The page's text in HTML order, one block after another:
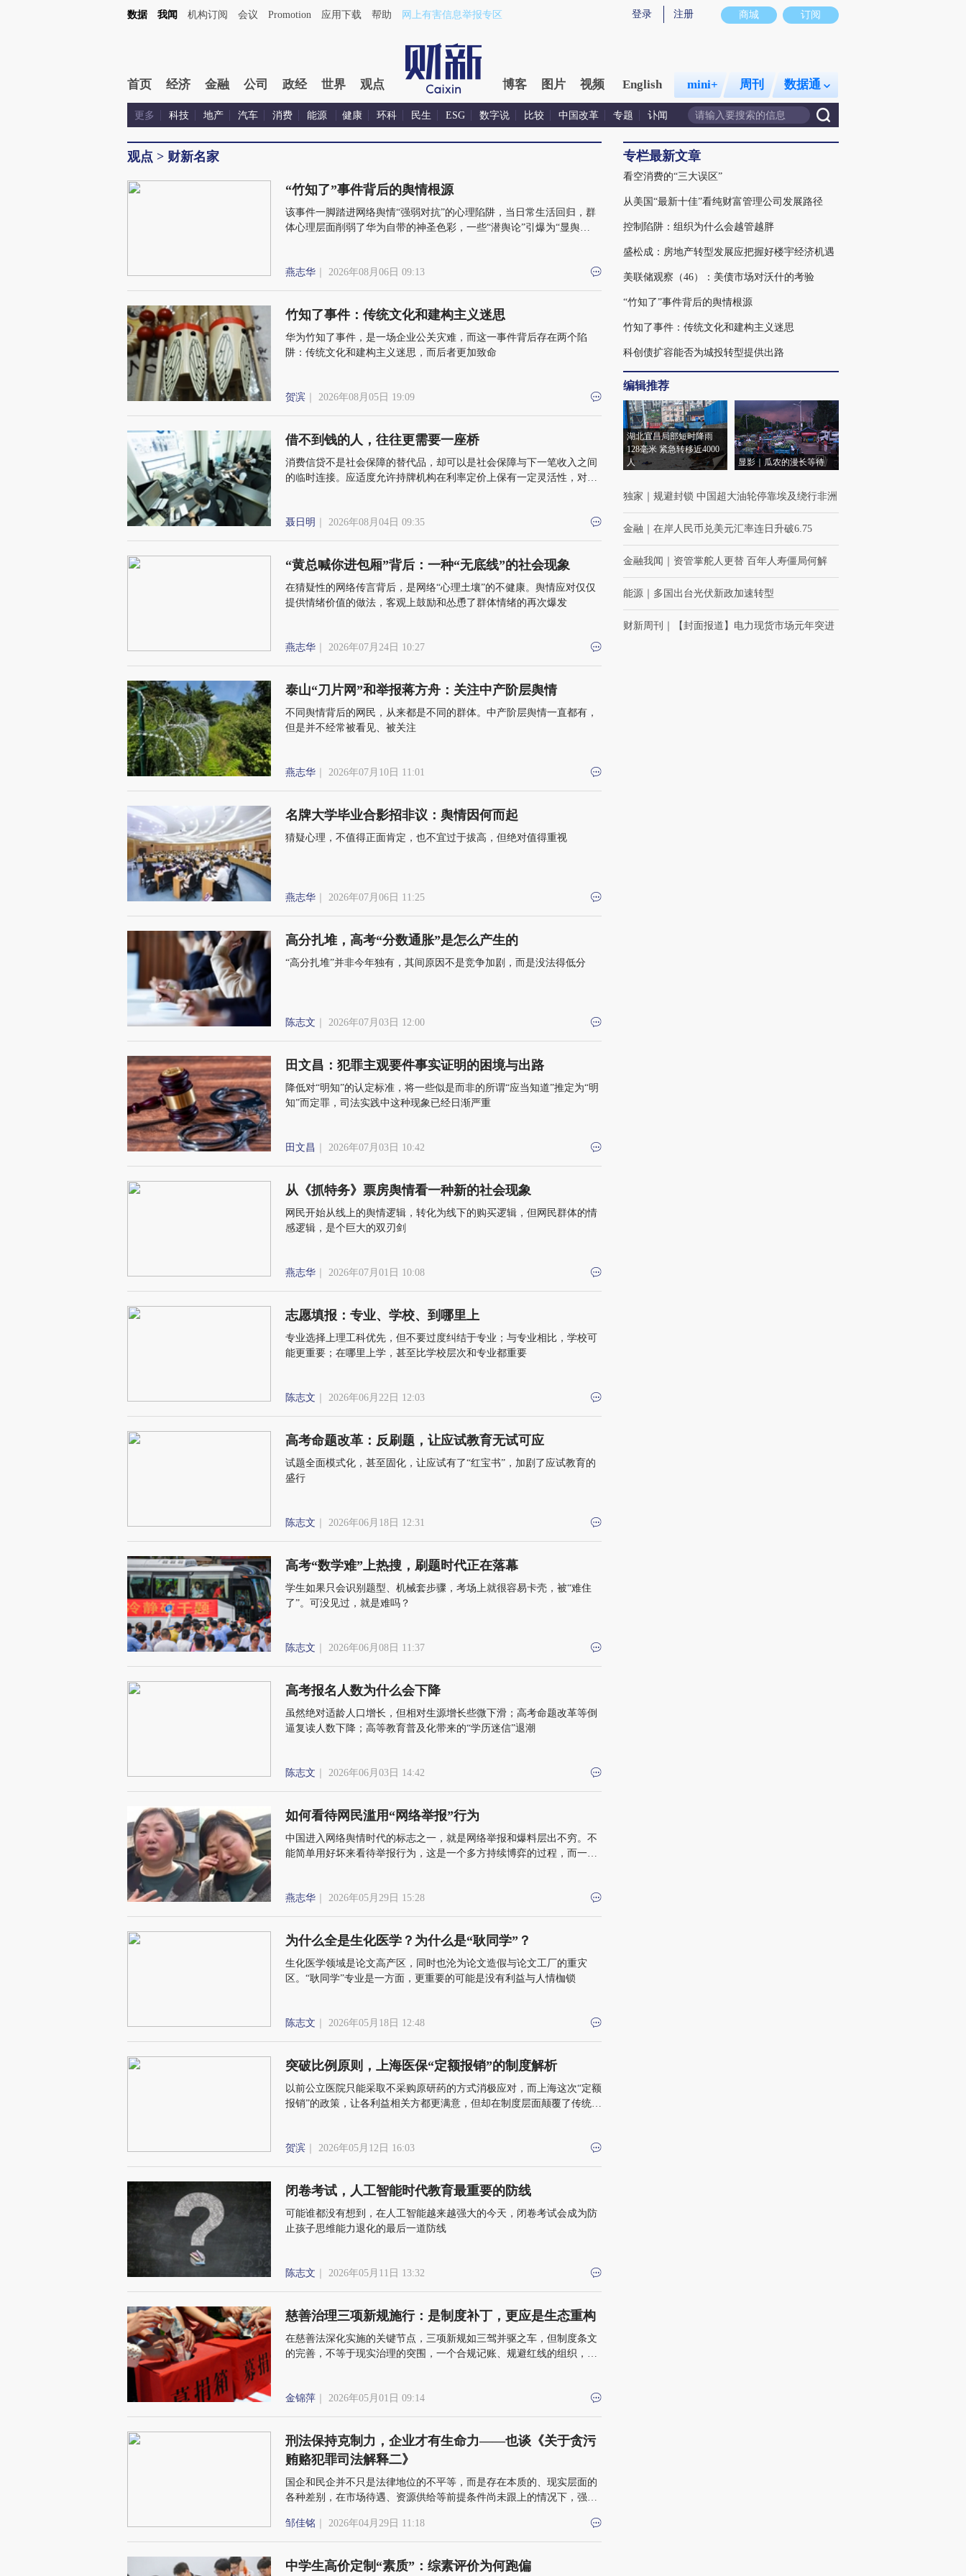
商城 订阅
登录 注册
数据 我闻 机构订阅 会议 Promotion 应用下载 帮助 网上有害信息举报专区
首页 经济 金融 公司 政经 世界 观点 博客 图片 视频 English mini+ 周刊 数据通
更多 科技 地产 汽车 消费 能源 健康 环科 民生 ESG 数字说 比较 中国改革 专题 讣闻
观点 > 财新名家
“竹知了”事件背后的舆情根源
该事件一脚踏进网络舆情“强弱对抗”的心理陷阱，当日常生活回归，群
体心理层面削弱了华为自带的神圣色彩，一些“潜舆论”引爆为“显舆
燕志华 ｜ 2026年08月06日 09:13
竹知了事件：传统文化和建构主义迷思
华为竹知了事件，是一场企业公关灾难，而这一事件背后存在两个陷
阱：传统文化和建构主义迷思，而后者更加致命
贺滨 ｜ 2026年08月05日 19:09
借不到钱的人，往往更需要一座桥
消费信贷不是社会保障的替代品，却可以是社会保障与下一笔收入之间
的临时连接。应适度允许持牌机构在利率定价上保有一定灵活性，对更
聂日明 ｜ 2026年08月04日 09:35
“黄总喊你进包厢”背后：一种“无底线”的社会现象
在猜疑性的网络传言背后，是网络“心理土壤”的不健康。舆情应对仅仅
提供情绪价值的做法，客观上鼓励和怂恿了群体情绪的再次爆发
燕志华 ｜ 2026年07月24日 10:27
泰山“刀片网”和举报蒋方舟：关注中产阶层舆情
不同舆情背后的网民，从来都是不同的群体。中产阶层舆情一直都有，
但是并不经常被看见、被关注
燕志华 ｜ 2026年07月10日 11:01
名牌大学毕业合影招非议：舆情因何而起
猜疑心理，不值得正面肯定，也不宜过于拔高，但绝对值得重视
燕志华 ｜ 2026年07月06日 11:25
高分扎堆，高考“分数通胀”是怎么产生的
“高分扎堆”并非今年独有，其间原因不是竞争加剧，而是没法得低分
陈志文 ｜ 2026年07月03日 12:00
田文昌：犯罪主观要件事实证明的困境与出路
降低对“明知”的认定标准，将一些似是而非的所谓“应当知道”推定为“明
知”而定罪，司法实践中这种现象已经日渐严重
田文昌 ｜ 2026年07月03日 10:42
从《抓特务》票房舆情看一种新的社会现象
网民开始从线上的舆情逻辑，转化为线下的购买逻辑，但网民群体的情
感逻辑，是个巨大的双刃剑
燕志华 ｜ 2026年07月01日 10:08
志愿填报：专业、学校、到哪里上
专业选择上理工科优先，但不要过度纠结于专业；与专业相比，学校可
能更重要；在哪里上学，甚至比学校层次和专业都重要
陈志文 ｜ 2026年06月22日 12:03
高考命题改革：反刷题，让应试教育无试可应
试题全面模式化，甚至固化，让应试有了“红宝书”，加剧了应试教育的
盛行
陈志文 ｜ 2026年06月18日 12:31
高考“数学难”上热搜，刷题时代正在落幕
学生如果只会识别题型、机械套步骤，考场上就很容易卡壳，被“难住
了”。可没见过，就是难吗？
陈志文 ｜ 2026年06月08日 11:37
高考报名人数为什么会下降
虽然绝对适龄人口增长，但相对生源增长些微下滑；高考命题改革等倒
逼复读人数下降；高等教育普及化带来的“学历迷信”退潮
陈志文 ｜ 2026年06月03日 14:42
如何看待网民滥用“网络举报”行为
中国进入网络舆情时代的标志之一，就是网络举报和爆料层出不穷。不
能简单用好坏来看待举报行为，这是一个多方持续博弈的过程，而一旦
燕志华 ｜ 2026年05月29日 15:28
为什么全是生化医学？为什么是“耿同学”？
生化医学领域是论文高产区，同时也沦为论文造假与论文工厂的重灾
区。“耿同学”专业是一方面，更重要的可能是没有利益与人情枷锁
陈志文 ｜ 2026年05月18日 12:48
突破比例原则，上海医保“定额报销”的制度解析
以前公立医院只能采取不采购原研药的方式消极应对，而上海这次“定额
报销”的政策，让各利益相关方都更满意，但却在制度层面颠覆了传统的
贺滨 ｜ 2026年05月12日 16:03
闭卷考试，人工智能时代教育最重要的防线
可能谁都没有想到，在人工智能越来越强大的今天，闭卷考试会成为防
止孩子思维能力退化的最后一道防线
陈志文 ｜ 2026年05月11日 13:32
慈善治理三项新规施行：是制度补丁，更应是生态重构
在慈善法深化实施的关键节点，三项新规如三驾并驱之车，但制度条文
的完善，不等于现实治理的突围，一个合规记账、规避红线的组织，未
金锦萍 ｜ 2026年05月01日 09:14
刑法保持克制力，企业才有生命力——也谈《关于贪污
贿赂犯罪司法解释二》
国企和民企并不只是法律地位的不平等，而是存在本质的、现实层面的
各种差别，在市场待遇、资源供给等前提条件尚未跟上的情况下，强行
邹佳铭 ｜ 2026年04月29日 11:18
中学生高价定制“素质”：综素评价为何跑偏
专栏最新文章
看空消费的“三大误区”
从美国“最新十佳”看纯财富管理公司发展路径
控制陷阱：组织为什么会越管越胖
盛松成：房地产转型发展应把握好楼宇经济机遇
美联储观察（46）：美债市场对沃什的考验
“竹知了”事件背后的舆情根源
竹知了事件：传统文化和建构主义迷思
科创债扩容能否为城投转型提供出路
编辑推荐
湖北宜昌局部短时降雨
128毫米 紧急转移近4000
人
显影｜瓜农的漫长等待
独家 规避封锁 中国超大油轮停靠埃及绕行非洲
金融 在岸人民币兑美元汇率连日升破6.75
金融我闻 资管掌舵人更替 百年人寿僵局何解
能源 多国出台光伏新政加速转型
财新周刊 【封面报道】电力现货市场元年突进